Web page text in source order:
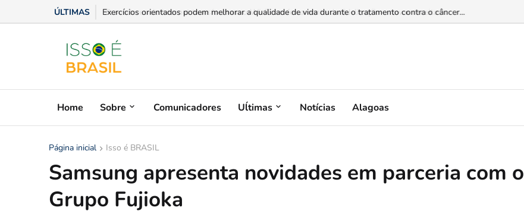
ÚLTIMAS Provedores de internet transformam o Wi-Fi em ferramenta de fidelização e novas receitas...
Home Sobre Comunicadores Uĺtimas Notícias Alagoas
Página inicial Isso é BRASIL
Samsung apresenta novidades em parceria com o
Grupo Fujioka